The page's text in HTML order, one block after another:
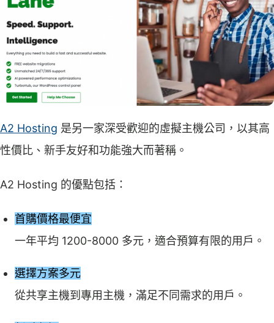
A2 Hosting 是另一家深受歡迎的虛擬主機公司，以其高
性價比、新手友好和功能強大而著稱。
A2 Hosting 的優點包括：
首購價格最便宜
一年平均 1200-8000 多元，適合預算有限的用戶。
選擇方案多元
從共享主機到專用主機，滿足不同需求的用戶。